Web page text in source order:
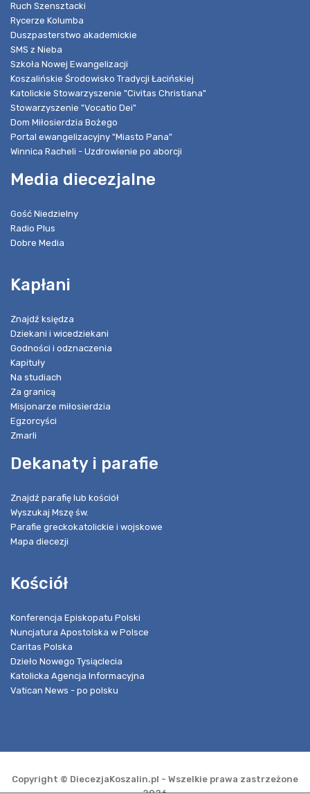
Ruch Szensztacki
Rycerze Kolumba
Duszpasterstwo akademickie
SMS z Nieba
Szkoła Nowej Ewangelizacji
Koszalińskie Środowisko Tradycji Łacińskiej
Katolickie Stowarzyszenie "Civitas Christiana"
Stowarzyszenie "Vocatio Dei"
Dom Miłosierdzia Bożego
Portal ewangelizacyjny "Miasto Pana"
Winnica Racheli - Uzdrowienie po aborcji
Media diecezjalne
Gość Niedzielny
Radio Plus
Dobre Media
Kapłani
Znajdź księdza
Dziekani i wicedziekani
Godności i odznaczenia
Kapituły
Na studiach
Za granicą
Misjonarze miłosierdzia
Egzorcyści
Zmarli
Dekanaty i parafie
Znajdź parafię lub kościół
Wyszukaj Mszę św.
Parafie greckokatolickie i wojskowe
Mapa diecezji
Kościół
Konferencja Episkopatu Polski
Nuncjatura Apostolska w Polsce
Caritas Polska
Dzieło Nowego Tysiąclecia
Katolicka Agencja Informacyjna
Vatican News - po polsku
Copyright © DiecezjaKoszalin.pl - Wszelkie prawa zastrzeżone